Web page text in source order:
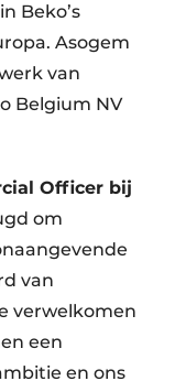
Beko’s
Asogem
van
Belgium NV
Officer bij
om
van
verwelkomen
een
en ons